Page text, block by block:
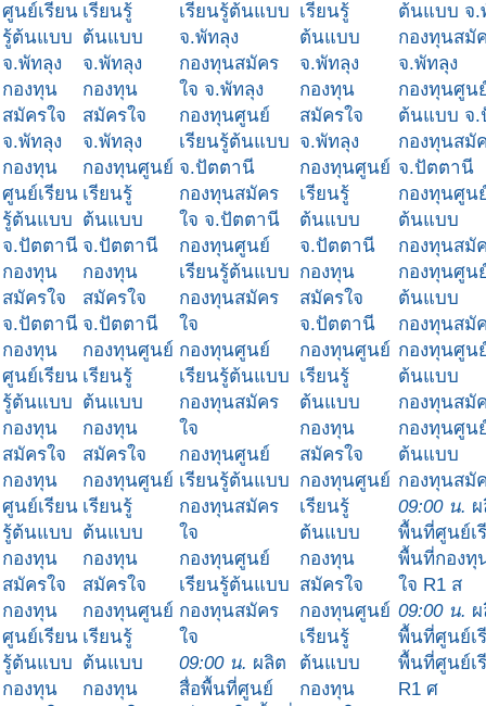
ศูนย์เรียน
รู้ต้นแบบ
จ.พัทลุง
กองทุน
สมัครใจ
จ.พัทลุง
กองทุน
ศูนย์เรียน
รู้ต้นแบบ
จ.ปัตตานี
กองทุน
สมัครใจ
จ.ปัตตานี
กองทุน
ศูนย์เรียน
รู้ต้นแบบ
กองทุน
สมัครใจ
กองทุน
ศูนย์เรียน
รู้ต้นแบบ
กองทุน
สมัครใจ
กองทุน
ศูนย์เรียน
รู้ต้นแบบ
กองทุน
เรียนรู้
ต้นแบบ
จ.พัทลุง
กองทุน
สมัครใจ
จ.พัทลุง
กองทุนศูนย์
เรียนรู้
ต้นแบบ
จ.ปัตตานี
กองทุน
สมัครใจ
จ.ปัตตานี
กองทุนศูนย์
เรียนรู้
ต้นแบบ
กองทุน
สมัครใจ
กองทุนศูนย์
เรียนรู้
ต้นแบบ
กองทุน
สมัครใจ
กองทุนศูนย์
เรียนรู้
ต้นแบบ
กองทุน
เรียนรู้ต้นแบบ
จ.พัทลุง
กองทุนสมัคร
ใจ จ.พัทลุง
กองทุนศูนย์
เรียนรู้ต้นแบบ
จ.ปัตตานี
กองทุนสมัคร
ใจ จ.ปัตตานี
กองทุนศูนย์
เรียนรู้ต้นแบบ
กองทุนสมัคร
ใจ
กองทุนศูนย์
เรียนรู้ต้นแบบ
กองทุนสมัคร
ใจ
กองทุนศูนย์
เรียนรู้ต้นแบบ
กองทุนสมัคร
ใจ
กองทุนศูนย์
เรียนรู้ต้นแบบ
กองทุนสมัคร
ใจ
09:00 น. ผลิต
สื่อพื้นที่ศูนย์
เรียนรู้
ต้นแบบ
จ.พัทลุง
กองทุน
สมัครใจ
จ.พัทลุง
กองทุนศูนย์
เรียนรู้
ต้นแบบ
จ.ปัตตานี
กองทุน
สมัครใจ
จ.ปัตตานี
กองทุนศูนย์
เรียนรู้
ต้นแบบ
กองทุน
สมัครใจ
กองทุนศูนย์
เรียนรู้
ต้นแบบ
กองทุน
สมัครใจ
กองทุนศูนย์
เรียนรู้
ต้นแบบ
กองทุน
ต้นแบบ จ.
กองทุนสมั
จ.พัทลุง
กองทุนศูน
ต้นแบบ จ.
กองทุนสมั
จ.ปัตตานี
กองทุนศูน
ต้นแบบ
กองทุนสมั
กองทุนศูน
ต้นแบบ
กองทุนสมั
กองทุนศูน
ต้นแบบ
กองทุนสมั
กองทุนศูน
ต้นแบบ
กองทุนสมั
09:00 น.
พื้นที่ศูนย์เ
พื้นที่กองทุ
ใจ R1 ส
09:00 น.
พื้นที่ศูนย์เ
พื้นที่ศูนย์เ
R1 ศ